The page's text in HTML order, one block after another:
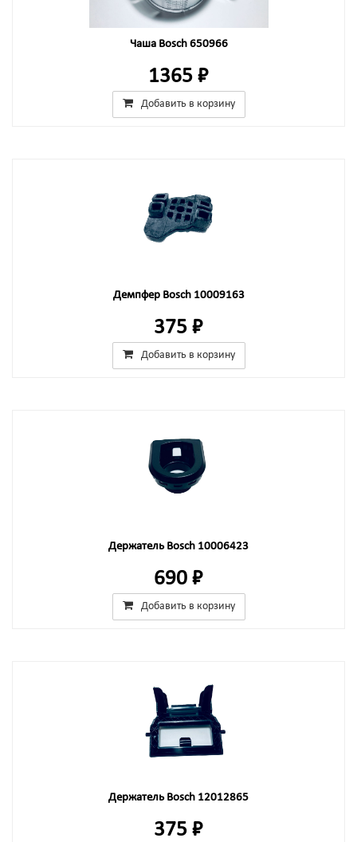
Чаша Bosch 650966
1365 ₽
Добавить в корзину
Демпфер Bosch 10009163
375 ₽
Добавить в корзину
Держатель Bosch 10006423
690 ₽
Добавить в корзину
Держатель Bosch 12012865
375 ₽